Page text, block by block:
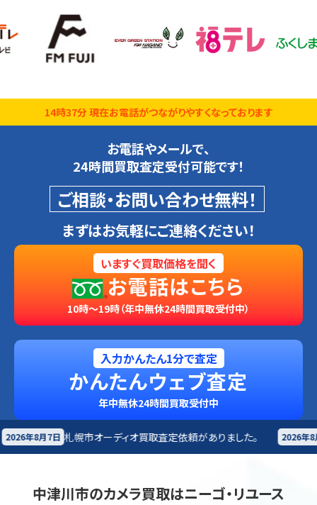
14時37分 現在お電話がつながりやすくなっております
お電話やメールで、
24時間買取査定受付可能です！
ご相談・お問い合わせ無料！
まずはお気軽にご連絡ください！
いますぐ買取価格を聞く
お電話はこちら
10時～19時（年中無休24時間買取受付中）
入力かんたん1分で査定
かんたんウェブ査定
年中無休24時間買取受付中
ディオ買取査定依頼がありました。 2026年8月7日 長野来店 オーデ
中津川市のカメラ買取はニーゴ・リユース